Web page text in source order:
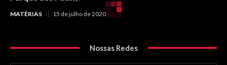
MATÉRIAS 15 de julho de 2020
Nossas Redes